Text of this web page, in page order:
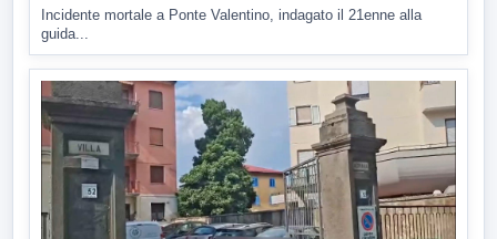
Incidente mortale a Ponte Valentino, indagato il 21enne alla
guida...